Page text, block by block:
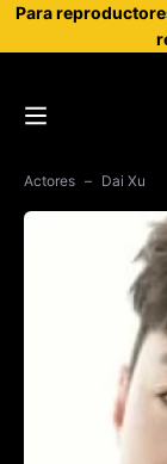
Para
Actores Dai Xu